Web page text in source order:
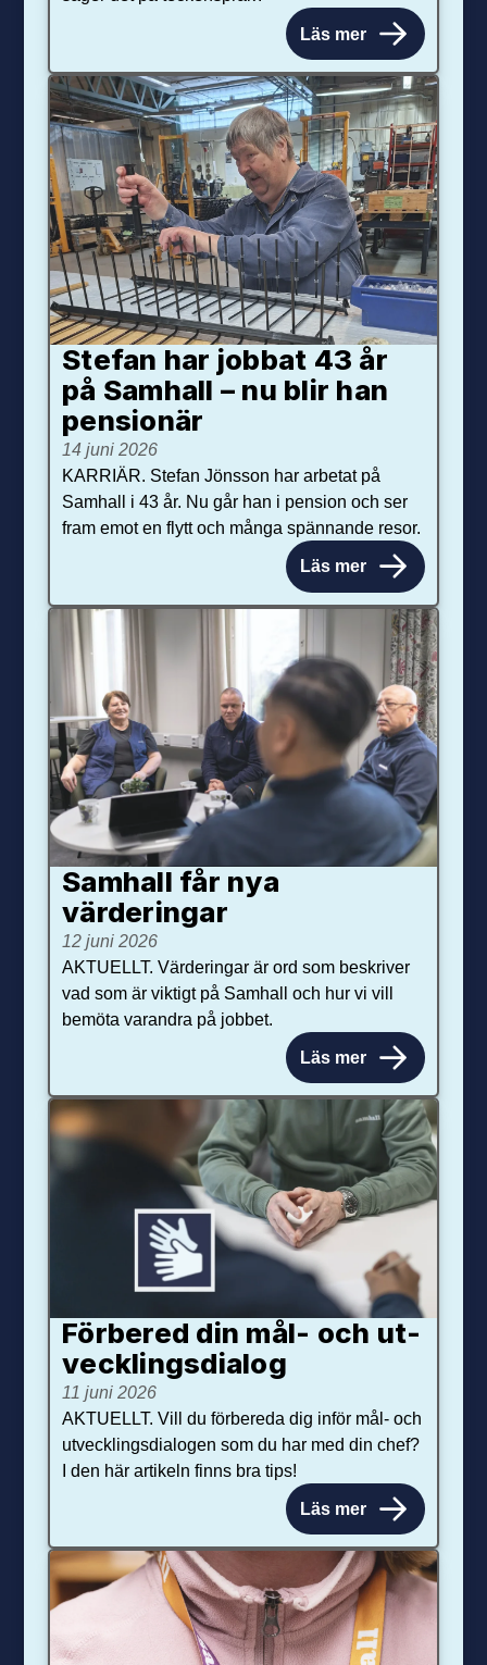
Läs mer
Stefan har jobbat 43 år
på Samhall – nu blir han
pensionär
14 juni 2026
KARRIÄR. Stefan Jönsson har arbetat på
Samhall i 43 år. Nu går han i pension och ser
fram emot en flytt och många spännande resor.
Läs mer
Samhall får nya
värdering­ar
12 juni 2026
AKTUELLT. Värderingar är ord som beskriver
vad som är viktigt på Samhall och hur vi vill
bemöta varandra på jobbet.
Läs mer
Förbered din mål- och ut­
veck­lings­dialog
11 juni 2026
AKTUELLT. Vill du förbereda dig inför mål- och
utvecklingsdialogen som du har med din chef?
I den här artikeln finns bra tips!
Läs mer